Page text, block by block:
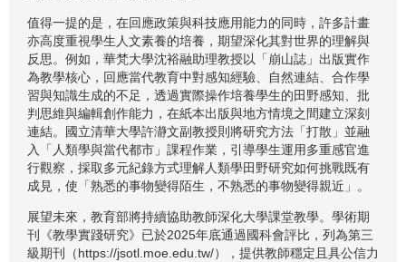
值得一提的是，在回應政策與科技應用能力的同時，許多計畫
亦高度重視學生人文素養的培養，期望深化其對世界的理解與
反思。例如，華梵大學沈裕融助理教授以「崩山誌」出版實作
為教學核心，回應當代教育中對感知經驗、自然連結、合作學
習與知識生成的不足，透過實際操作培養學生的田野感知、批
判思維與編輯創作能力，在紙本出版與地方情境之間建立深刻
連結。國立清華大學許瀞文副教授則將研究方法「打散」並融
入「人類學與當代都市」課程作業，引導學生運用多重感官進
行觀察，採取多元紀錄方式理解人類學田野研究如何挑戰既有
成見，使「熟悉的事物變得陌生，不熟悉的事物變得親近」。
展望未來，教育部將持續協助教師深化大學課堂教學。學術期
刊《教學實踐研究》已於2025年底通過國科會評比，列為第三
級期刊（https://jsotl.moe.edu.tw/），提供教師穩定且具公信力